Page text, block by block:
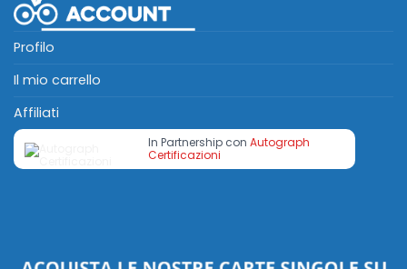
Profilo
Il mio carrello
Affiliati
In Partnership con Autograph
Certificazioni